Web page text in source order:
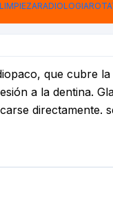
RADIOLOGIA
que cubre
a la dentina.
directamente.